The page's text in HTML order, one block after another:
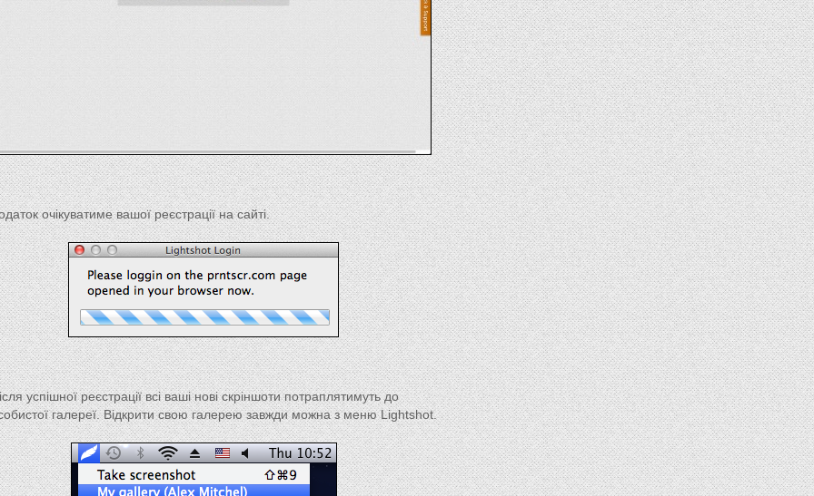
очікуватиме вашої реєстрації на сайті.
успішної реєстрації всі ваші нові скріншоти потраплятимуть до
галереї. Відкрити свою галерею завжди можна з меню Lightshot.